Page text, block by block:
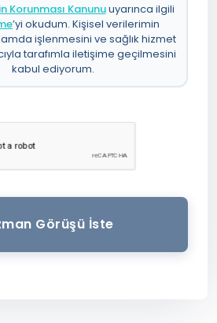
Korunması Kanunuuyarınca ilgili
’yi okudum. Kişisel verilerimin
işlenmesini ve sağlık hizmet
tarafımla iletişime geçilmesini
kabul ediyorum.
Görüşü İste